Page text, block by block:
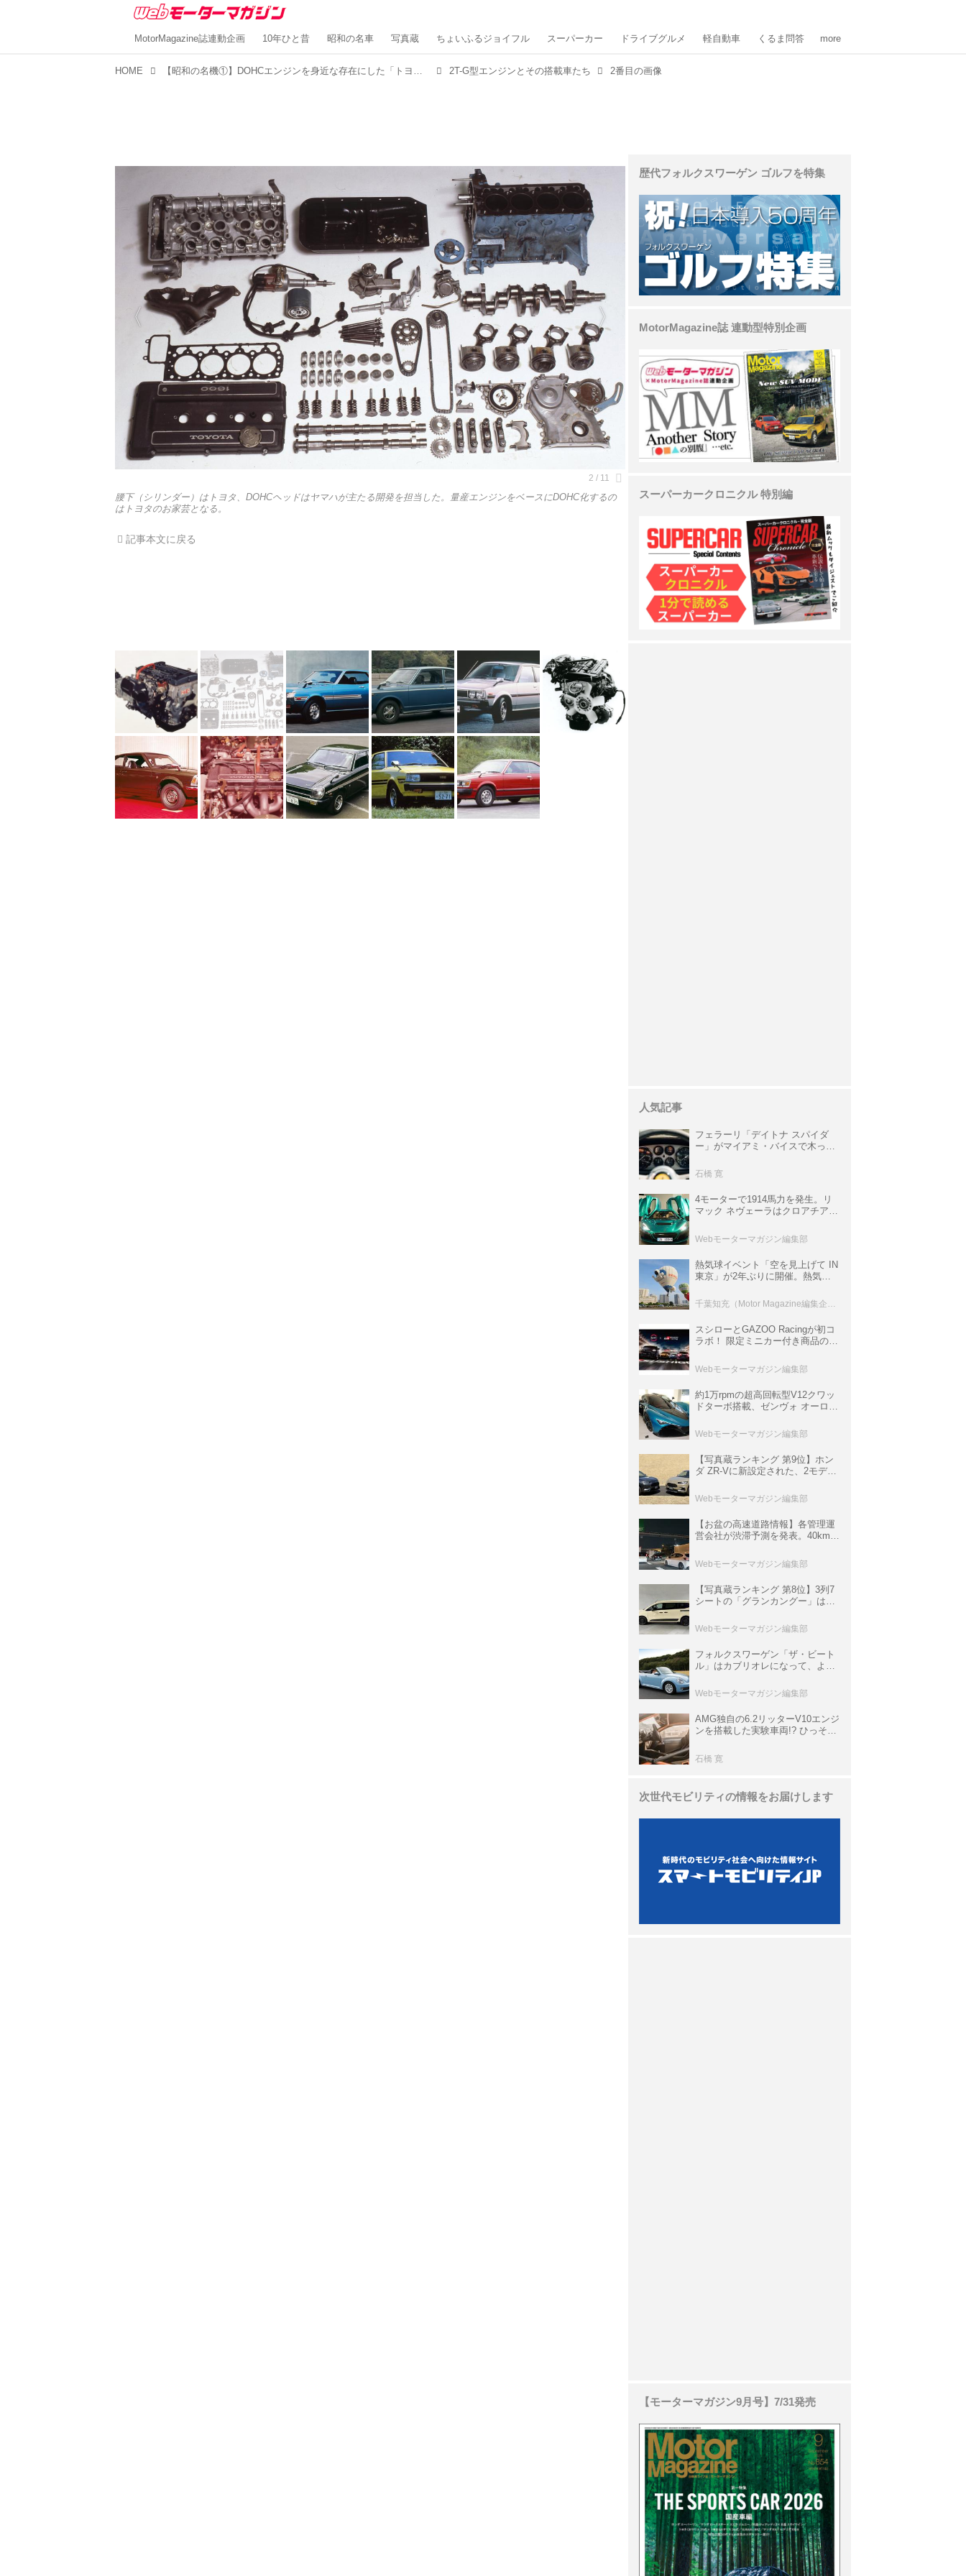
MotorMagazine誌連動企画 10年ひと昔 昭和の名車 写真蔵 ちょいふるジョイフル スーパーカー ドライブグルメ 軽自動車 くるま問答 more
HOME 【昭和の名機①】DOHCエンジンを身近な存在にした「トヨタ2T-G」の功績は大きい 2T-G型エンジンとその搭載車たち 2番目の画像
腰下（シリンダー）はトヨタ、DOHCヘッドはヤマハが主たる開発を担当した。量産エンジンをベースにDOHC化するの
はトヨタのお家芸となる。
記事本文に戻る
歴代フォルクスワーゲン ゴルフを特集
MotorMagazine誌 連動型特別企画
スーパーカークロニクル 特別編
人気記事
フェラーリ「デイトナ スパイダ
ー」がマイアミ・バイスで木っ端
サ」に化けた理由
石橋 寛
4モーターで1914馬力を発生。リ
マック ネヴェーラはクロアチア発
ロニクル・完全版／115】
Webモーターマガジン編集部
熱気球イベント「空を見上げて IN
東京」が2年ぶりに開催。熱気球
室などのコンテンツも
千葉知充（Motor Magazine編集企画室）
スシローとGAZOO Racingが初コ
ラボ！ 限定ミニカー付き商品の
ト体験があたる抽選企画などを展
開
Webモーターマガジン編集部
約1万rpmの超高回転型V12クワッ
ドターボ搭載、ゼンヴォ オーロラ
イパーカー【スーパーカークロニ
クル・完全版／116】
Webモーターマガジン編集部
【写真蔵ランキング 第9位】ホン
ダ ZR-Vに新設定された、2モデル
グ」と「ブラックスタイル」
Webモーターマガジン編集部
【お盆の高速道路情報】各管理運
営会社が渋滞予測を発表。40km以
数ある
Webモーターマガジン編集部
【写真蔵ランキング 第8位】3列7
シートの「グランカングー」は、
ア＆ブラックバンパーの組み合わ
せ
Webモーターマガジン編集部
フォルクスワーゲン「ザ・ビート
ル」はカブリオレになって、より
と昔の新車】
Webモーターマガジン編集部
AMG独自の6.2リッターV10エンジ
ンを搭載した実験車両!? ひっそり
P900 プロトタイプ」とは
石橋 寛
次世代モビリティの情報をお届けします
【モーターマガジン9月号】7/31発売